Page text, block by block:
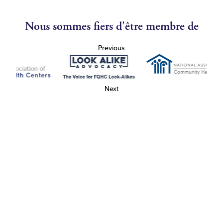
Nous sommes fiers d'être membre de
Previous
Next